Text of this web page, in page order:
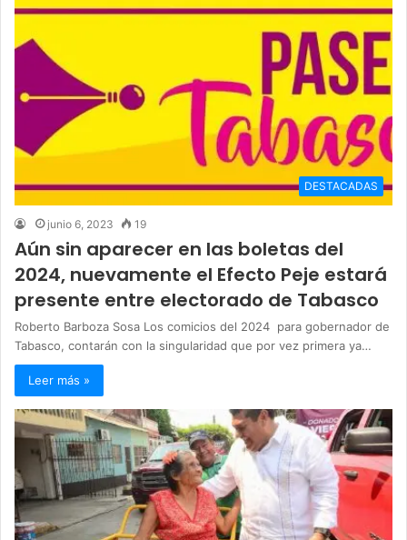
DESTACADAS
junio 6, 2023 19
Aún sin aparecer en las boletas del
2024, nuevamente el Efecto Peje estará
presente entre electorado de Tabasco
Roberto Barboza Sosa Los comicios del 2024 para gobernador de
Tabasco, contarán con la singularidad que por vez primera ya…
Leer más »